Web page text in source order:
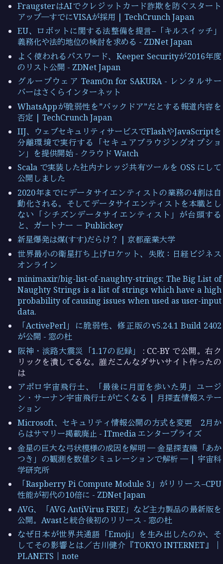
FraugsterはAIでクレジットカード詐欺を防ぐスタート
アップ―すでにVISAが採用 | TechCrunch Japan
EU、ロボットに関する法整備を提言–「キルスイッチ」
義務化や法的地位の検討を求める - ZDNet Japan
よく使われるパスワード、Keeper Securityが2016年度
のリスト公開 - ZDNet Japan
グループウェア TeamOn for SAKURA - レンタルサー
バーはさくらインターネット
WhatsAppが脆弱性を”バックドア”だとする報道内容を
否定 | TechCrunch Japan
IIJ、ウェブセキュリティサービスでFlashやJavaScriptを
分離環境で実行する「セキュアブラウジングオプショ
ン」を提供開始 - クラウド Watch
Scala で実装した社内ナレッジ共有ツールを OSS にして
公開しました
2020年までにデータサイエンティストの業務の4割は自
動化される。そしてデータサイエンティストを本職とし
ない「シチズンデータサイエンティスト」が台頭する
と、ガートナー － Publickey
新星爆発は煤(すす)だらけ？ | 京都産業大学
世界最小の衛星打ち上げロケット、失敗：日経ビジネス
オンライン
minimaxir/big-list-of-naughty-strings: The Big List of
Naughty Strings is a list of strings which have a high
probability of causing issues when used as user-input
data.
「ActivePerl」に脆弱性、修正版のv5.24.1 Build 2402
が公開 - 窓の杜
阪神・淡路大震災「1.17の記録」
: CC-BY で公開。右ク
リックを潰してるな。誰だこんなダサいサイト作ったの
は
アポロ宇宙飛行士、「最後に月面を歩いた男」ユージ
ン・サーナン宇宙飛行士が亡くなる | 月探査情報ステー
ション
Microsoft、セキュリティ情報公開の方式を変更 2月か
らはサマリー掲載廃止 - ITmedia エンタープライズ
金星の巨大な弓状模様の成因を解明 ― 金星探査機「あか
つき」の観測を数値シミュレーションで解析 ― | 宇宙科
学研究所
「Raspberry Pi Compute Module 3」がリリース–CPU
性能が初代の10倍に - ZDNet Japan
AVG、「AVG AntiVirus FREE」など主力製品の最新版を
公開。Avastと統合後初のリリース - 窓の杜
なぜ日本が世界共通語「Emoji」を生み出したのか、そ
してその影響とは／古川健介『TOKYO INTERNET』｜
PLANETS｜note